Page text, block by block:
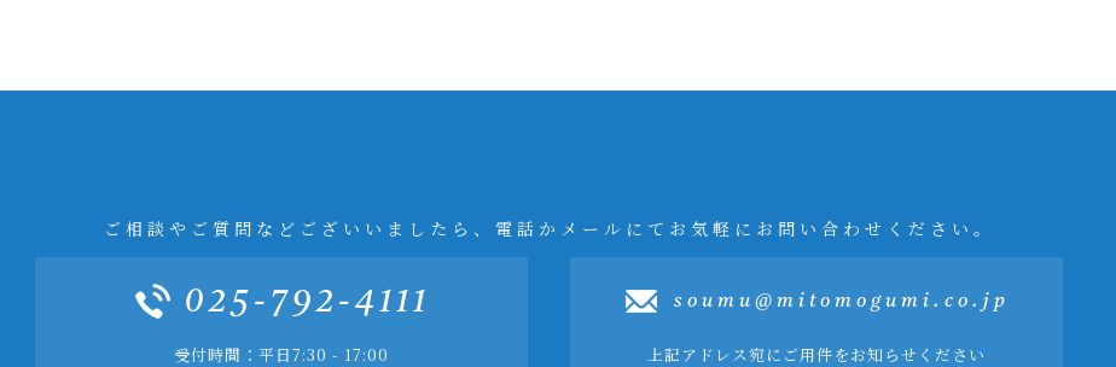
ご相談やご質問などございいましたら、電話かメールにてお気軽にお問い合わせください。
025-792-4111
受付時間：平日7:30 - 17:00
soumu@mitomogumi.co.jp
上記アドレス宛にご用件をお知らせください